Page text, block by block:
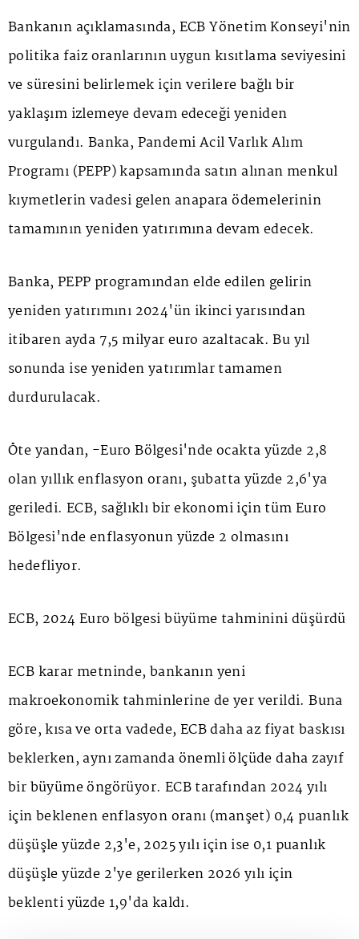
Bankanın açıklamasında, ECB Yönetim Konseyi'nin
politika faiz oranlarının uygun kısıtlama seviyesini
ve süresini belirlemek için verilere bağlı bir
yaklaşım izlemeye devam edeceği yeniden
vurgulandı. Banka, Pandemi Acil Varlık Alım
Programı (PEPP) kapsamında satın alınan menkul
kıymetlerin vadesi gelen anapara ödemelerinin
tamamının yeniden yatırımına devam edecek.
Banka, PEPP programından elde edilen gelirin
yeniden yatırımını 2024'ün ikinci yarısından
itibaren ayda 7,5 milyar euro azaltacak. Bu yıl
sonunda ise yeniden yatırımlar tamamen
durdurulacak.
Öte yandan, -Euro Bölgesi'nde ocakta yüzde 2,8
olan yıllık enflasyon oranı, şubatta yüzde 2,6'ya
geriledi. ECB, sağlıklı bir ekonomi için tüm Euro
Bölgesi'nde enflasyonun yüzde 2 olmasını
hedefliyor.
ECB, 2024 Euro bölgesi büyüme tahminini düşürdü
ECB karar metninde, bankanın yeni
makroekonomik tahminlerine de yer verildi. Buna
göre, kısa ve orta vadede, ECB daha az fiyat baskısı
beklerken, aynı zamanda önemli ölçüde daha zayıf
bir büyüme öngörüyor. ECB tarafından 2024 yılı
için beklenen enflasyon oranı (manşet) 0,4 puanlık
düşüşle yüzde 2,3'e, 2025 yılı için ise 0,1 puanlık
düşüşle yüzde 2'ye gerilerken 2026 yılı için
beklenti yüzde 1,9'da kaldı.